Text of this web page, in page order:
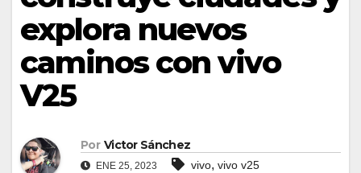
explora nuevos
caminos con vivo
V25
Por Victor Sánchez
ENE 25, 2023 vivo, vivo v25